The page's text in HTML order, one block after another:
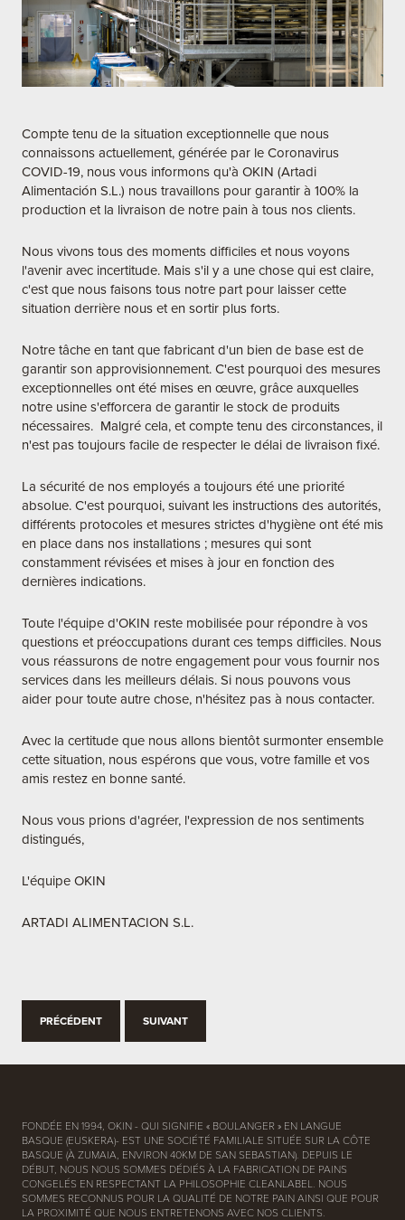
Compte tenu de la situation exceptionnelle que nous
connaissons actuellement, générée par le Coronavirus
COVID-19, nous vous informons qu'à OKIN (Artadi
Alimentación S.L.) nous travaillons pour garantir à 100% la
production et la livraison de notre pain à tous nos clients.
Nous vivons tous des moments difficiles et nous voyons
l'avenir avec incertitude. Mais s'il y a une chose qui est claire,
c'est que nous faisons tous notre part pour laisser cette
situation derrière nous et en sortir plus forts.
Notre tâche en tant que fabricant d'un bien de base est de
garantir son approvisionnement. C'est pourquoi des mesures
exceptionnelles ont été mises en œuvre, grâce auxquelles
notre usine s'efforcera de garantir le stock de produits
nécessaires. Malgré cela, et compte tenu des circonstances, il
n'est pas toujours facile de respecter le délai de livraison fixé.
La sécurité de nos employés a toujours été une priorité
absolue. C'est pourquoi, suivant les instructions des autorités,
différents protocoles et mesures strictes d'hygiène ont été mis
en place dans nos installations ; mesures qui sont
constamment révisées et mises à jour en fonction des
dernières indications.
Toute l'équipe d'OKIN reste mobilisée pour répondre à vos
questions et préoccupations durant ces temps difficiles. Nous
vous réassurons de notre engagement pour vous fournir nos
services dans les meilleurs délais. Si nous pouvons vous
aider pour toute autre chose, n'hésitez pas à nous contacter.
Avec la certitude que nous allons bientôt surmonter ensemble
cette situation, nous espérons que vous, votre famille et vos
amis restez en bonne santé.
Nous vous prions d'agréer, l'expression de nos sentiments
distingués,
L'équipe OKIN
ARTADI ALIMENTACION S.L.
PRÉCÉDENT SUIVANT
FONDÉE EN 1994, OKIN - QUI SIGNIFIE « BOULANGER » EN LANGUE
BASQUE (EUSKERA)- EST UNE SOCIÉTÉ FAMILIALE SITUÉE SUR LA CÔTE
BASQUE (À ZUMAIA, ENVIRON 40KM DE SAN SEBASTIAN). DEPUIS LE
DÉBUT, NOUS NOUS SOMMES DÉDIÉS À LA FABRICATION DE PAINS
CONGELÉS EN RESPECTANT LA PHILOSOPHIE CLEANLABEL. NOUS
SOMMES RECONNUS POUR LA QUALITÉ DE NOTRE PAIN AINSI QUE POUR
LA PROXIMITÉ QUE NOUS ENTRETENONS AVEC NOS CLIENTS.